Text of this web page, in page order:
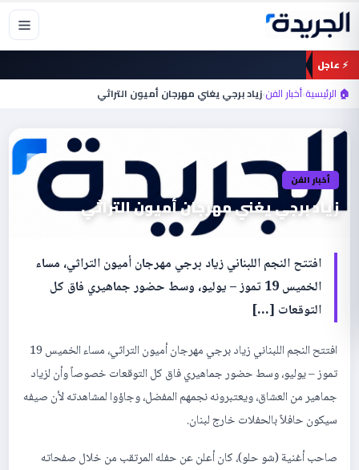
تخطي
المحتوى
⚡ عاجل
🏠 الرئيسية›أخبار الفن›زياد برجي يغني مهرجان أميون التراثي
أخبار الفن
زياد برجي يغني مهرجان أميون التراثي
افتتح النجم اللبناني زياد برجي مهرجان أميون التراثي، مساء
الخميس 19 تموز – يوليو، وسط حضور جماهيري فاق كل
التوقعات […]
افتتح النجم اللبناني زياد برجي مهرجان أميون التراثي، مساء الخميس 19
تموز – يوليو، وسط حضور جماهيري فاق كل التوقعات خصوصاً وأن لزياد
جماهير من العشاق، ويعتبرونه نجمهم المفضل، وجاؤوا لمشاهدته لأن صيفه
سيكون حافلاً بالحفلات خارج لبنان.
صاحب أغنية (شو حلو)، كان أعلن عن حفله المرتقب من خلال صفحاته